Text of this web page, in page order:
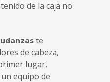
de la caja no
te
de cabeza,
lugar,
equipo de